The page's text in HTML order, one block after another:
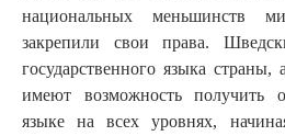
национальных меньшинств
закрепили свои права.
государственного языка
имеют возможность получить
языке на всех уровнях,